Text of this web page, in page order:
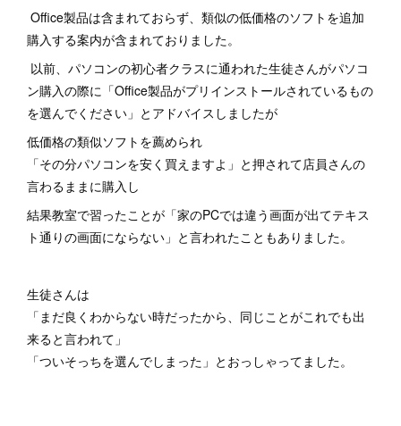
Office製品は含まれておらず、類似の低価格のソフトを追加
購入する案内が含まれておりました。
以前、パソコンの初心者クラスに通われた生徒さんがパソコ
ン購入の際に「Office製品がプリインストールされているもの
を選んでください」とアドバイスしましたが
低価格の類似ソフトを薦められ
「その分パソコンを安く買えますよ」と押されて店員さんの
言わるままに購入し
結果教室で習ったことが「家のPCでは違う画面が出てテキス
ト通りの画面にならない」と言われたこともありました。
生徒さんは
「まだ良くわからない時だったから、同じことがこれでも出
来ると言われて」
「ついそっちを選んでしまった」とおっしゃってました。